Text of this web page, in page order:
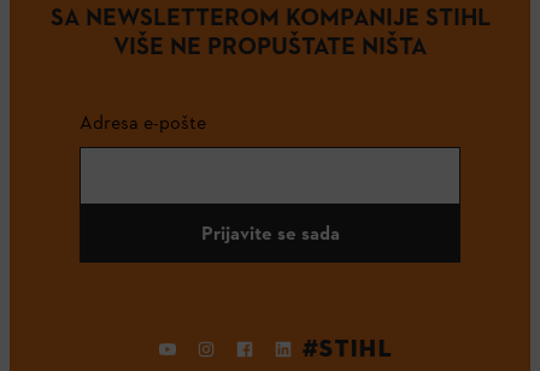
SA NEWSLETTEROM KOMPANIJE STIHL
VIŠE NE PROPUŠTATE NIŠTA
Adresa e-pošte
Prijavite se sada
#STIHL